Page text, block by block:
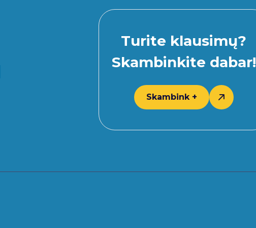
Turite klausimų?
Skambinkite dabar!
Skambink +